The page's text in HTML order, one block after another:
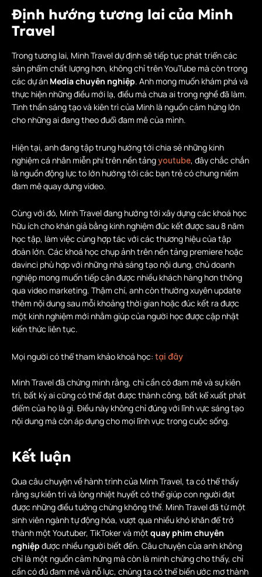
Định hướng tương lai của Minh
Travel
Trong tương lai, Minh Travel dự định sẽ tiếp tục phát triển các
sản phẩm chất lượng hơn, không chỉ trên YouTube mà còn trong
các dự án Media chuyên nghiệp. Anh mong muốn khám phá và
thực hiện những điều mới lạ, điều mà chưa ai trong nghề đã làm.
Tinh thần sáng tạo và kiên trì của Minh là nguồn cảm hứng lớn
cho những ai đang theo đuổi đam mê của mình.
Hiện tại, anh đang tập trung hướng tới chia sẻ những kinh
nghiệm cá nhân miễn phí trên nền tảngyoutube, đây chắc chắn
là nguồn động lực to lớn hướng tới các bạn trẻ có chung niềm
đam mê quay dựng video.
Cùng với đó, Minh Travel đang hướng tới xây dựng các khoá học
hữu ích cho khán giả bằng kinh nghiệm đúc kết được sau 8 năm
học tập, làm việc cùng hợp tác với các thương hiệu của tập
đoàn lớn. Các khoá học chụp ảnh trên nền tảng premiere hoặc
davinci phù hợp với những nhà sáng tạo nội dung, chủ doanh
nghiệp mong muốn tiếp cận được nhiều khách hàng hơn thông
qua video marketing. Thậm chí, anh còn thường xuyên update
thêm nội dung sau mỗi khoảng thời gian hoặc đúc kết ra được
một kinh nghiệm mới nhằm giúp của người học được cập nhật
kiến thức liên tục.
Mọi người có thể tham khảo khoá học: tại đây
Minh Travel đã chứng minh rằng, chỉ cần có đam mê và sự kiên
trì, bất kỳ ai cũng có thể đạt được thành công, bất kể xuất phát
điểm của họ là gì. Điều này không chỉ đúng với lĩnh vực sáng tạo
nội dung mà còn áp dụng cho mọi lĩnh vực trong cuộc sống.
Kết luận
Qua câu chuyện về hành trình của Minh Travel, ta có thể thấy
rằng sự kiên trì và lòng nhiệt huyết có thể giúp con người đạt
được những điều tưởng chừng không thể. Minh Travel đã từ một
sinh viên ngành tự động hóa, vượt qua nhiều khó khăn để trở
thành một Youtuber, TikToker và một quay phim chuyên
nghiệp được nhiều người biết đến. Câu chuyện của anh không
chỉ là một nguồn cảm hứng mà còn là minh chứng cho thấy, chỉ
cần có đủ đam mê và nỗ lực, chúng ta có thể biến ước mơ thành